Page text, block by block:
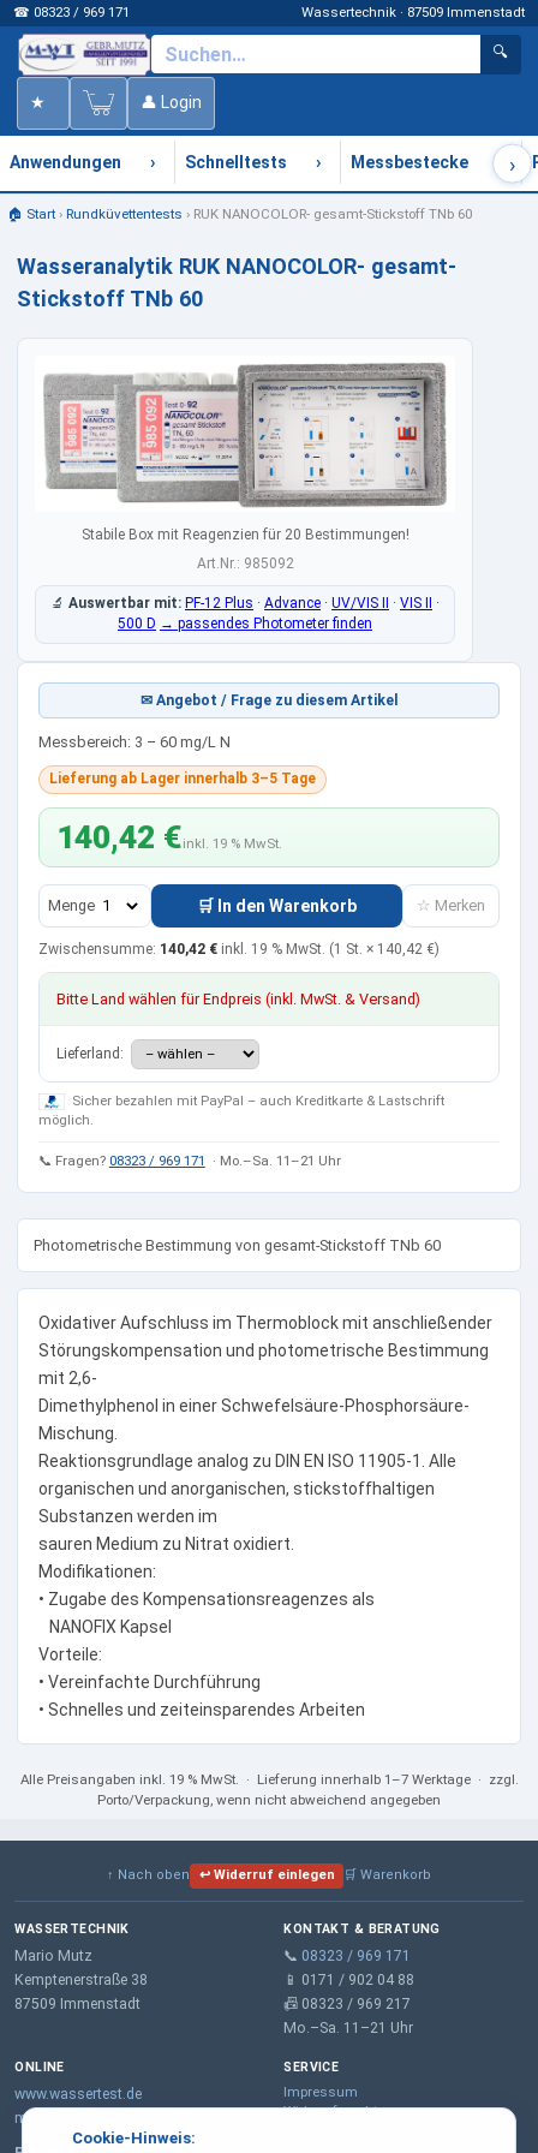
Cookie-Hinweis:
☎ 08323 / 969 171 Wassertechnik · 87509 Immenstadt
🔍
★ 👤 Login
Anwendungen › Schnelltests › Messbestecke ›
🏠 Start› Rundküvettentests › RUK NANOCOLOR- gesamt-Stickstoff TNb 60
Wasseranalytik RUK NANOCOLOR- gesamt-
Stickstoff TNb 60
Stabile Box mit Reagenzien für 20 Bestimmungen!
Art.Nr.: 985092
🔬 Auswertbar mit: PF-12 Plus · Advance · UV/VIS II · VIS II
·
500 D → passendes Photometer finden
✉ Angebot / Frage zu diesem Artikel
Messbereich: 3 – 60 mg/L N
Lieferung ab Lager innerhalb 3–5 Tage
140,42 €inkl. 19 % MwSt.
Menge 🛒 In den Warenkorb ☆ Merken
Zwischensumme: 140,42 € inkl. 19 % MwSt. (1 St. × 140,42 €)
Bitte Land wählen für Endpreis (inkl. MwSt. & Versand)
Lieferland:
Sicher bezahlen mit PayPal – auch Kreditkarte & Lastschrift
möglich.
📞 Fragen? 08323 / 969 171 · Mo.–Sa. 11–21 Uhr
Photometrische Bestimmung von gesamt-Stickstoff TNb 60
Oxidativer Aufschluss im Thermoblock mit anschließender
Störungskompensation und photometrische Bestimmung
mit 2,6-
Dimethylphenol in einer Schwefelsäure-Phosphorsäure-
Mischung.
Reaktionsgrundlage analog zu DIN EN ISO 11905-1. Alle
organischen und anorganischen, stickstoffhaltigen
Substanzen werden im
sauren Medium zu Nitrat oxidiert.
Modifikationen:
• Zugabe des Kompensationsreagenzes als
NANOFIX Kapsel
Vorteile:
• Vereinfachte Durchführung
• Schnelles und zeiteinsparendes Arbeiten
Alle Preisangaben inkl. 19 % MwSt. · Lieferung innerhalb 1–7 Werktage · zzgl.
Porto/Verpackung, wenn nicht abweichend angegeben
↑ Nach oben ↩ Widerruf einlegen 🛒 Warenkorb
WASSERTECHNIK
Mario Mutz
Kemptenerstraße 38
87509 Immenstadt
KONTAKT & BERATUNG
📞 08323 / 969 171
📱 0171 / 902 04 88
📠 08323 / 969 217
Mo.–Sa. 11–21 Uhr
ONLINE
www.wassertest.de
mail@wassertest.de
SERVICE
Impressum
Widerrufsrecht